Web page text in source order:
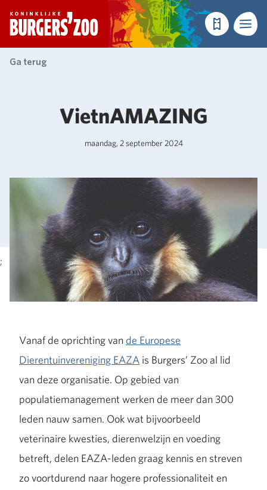
- Homepagina
TicketsMenu
Ga terug
;
VietnAMAZING
maandag, 2 september 2024
Vanaf de oprichting van de Europese
Dierentuinvereniging EAZA is Burgers’ Zoo al lid
van deze organisatie. Op gebied van
populatiemanagement werken de meer dan 300
leden nauw samen. Ook wat bijvoorbeeld
veterinaire kwesties, dierenwelzijn en voeding
betreft, delen EAZA-leden graag kennis en streven
zo voortdurend naar hogere professionaliteit en